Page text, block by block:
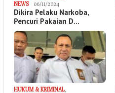
NEWS
06/11/2024
Dikira Pelaku Narkoba,
Pencuri Pakaian D…
HUKUM & KRIMINAL